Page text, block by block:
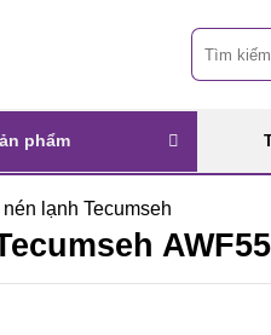
Tìm
kiếm:
phẩm
nén lạnh Tecumseh